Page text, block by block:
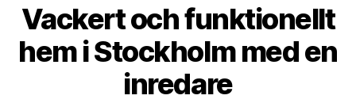
Vackert och funktionellt
hem i Stockholm med en
inredare